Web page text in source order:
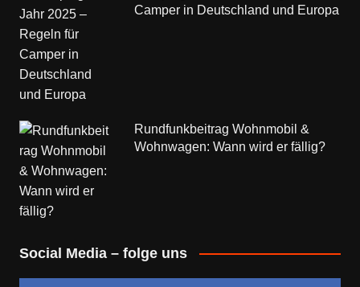
Camper in Deutschland und Europa
Rundfunkbeitrag Wohnmobil &
Wohnwagen: Wann wird er fällig?
Social Media – folge uns